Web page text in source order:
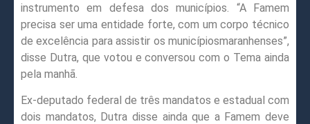
instrumento em defesa dos municípios. “A Famem
precisa ser uma entidade forte, com um corpo técnico
de excelência para assistir os municípiosmaranhenses”,
disse Dutra, que votou e conversou com o Tema ainda
pela manhã.
Ex-deputado federal de três mandatos e estadual com
dois mandatos, Dutra disse ainda que a Famem deve